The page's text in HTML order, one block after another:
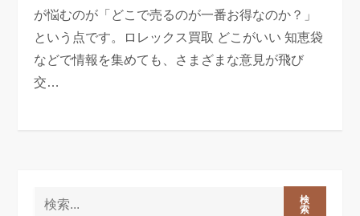
が悩むのが「どこで売るのが一番お得なのか？」
という点です。ロレックス買取 どこがいい 知恵袋
などで情報を集めても、さまざまな意見が飛び
交…
検
索